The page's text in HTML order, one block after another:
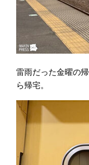
雷雨だった金曜の
ら帰宅。